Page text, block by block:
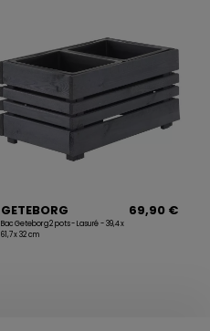
GETEBORG
Bac Geteborg 2 pots - Lasuré - 39,4 x
61,7 x 32 cm
69,90 €